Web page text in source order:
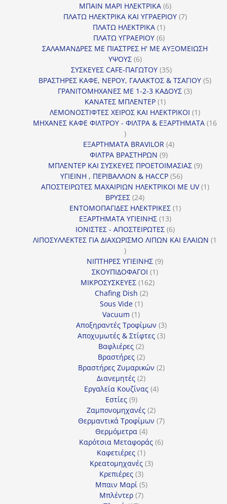
προϊόν
ΜΠΑΙΝ ΜΑΡΙ ΗΛΕΚΤΡΙΚΑ 66
προϊόντα
ΠΛΑΤΩ ΗΛΕΚΤΡΙΚΑ ΚΑΙ ΥΓΡΑΕΡΙΟΥ 77
ΠΛΑΤΩ ΗΛΕΚΤΡΙΚΑ 11
προϊόν
ΠΛΑΤΩ ΥΓΡΑΕΡΙΟΥ 66
προϊόντα
ΣΑΛΑΜΑΝΔΡΕΣ ΜΕ ΠΙΑΣΤΡΕΣ Η' ΜΕ ΑΥΞΟΜΕΙΩΣΗ
ΥΨΟΥΣ 66
προϊόντα
ΣΥΣΚΕΥΕΣ CAFE-ΠΑΓΩΤΟΥ 3535
προϊόντα
ΒΡΑΣΤΗΡΕΣ ΚΑΦΕ, ΝΕΡΟΥ, ΓΑΛΑΚΤΟΣ & ΤΣΑΓΙΟΥ 55
ΓΡΑΝΙΤΟΜΗΧΑΝΕΣ ΜΕ 1-2-3 ΚΑΔΟΥΣ 33
ΚΑΝΑΤΕΣ ΜΠΛΕΝΤΕΡ 11
προϊόν
ΛΕΜΟΝΟΣΤΙΦΤΕΣ ΧΕΙΡΟΣ ΚΑΙ ΗΛΕΚΤΡΙΚΟΙ 11
προϊόν
ΜΗΧΑΝΕΣ ΚΑΦΕ ΦΙΛΤΡΟΥ - ΦΙΛΤΡΑ & ΕΞΑΡΤΗΜΑΤΑ 16
16
προϊόντα
ΕΞΑΡΤΗΜΑΤΑ BRAVILOR 44
ΦΙΛΤΡΑ ΒΡΑΣΤΗΡΩΝ 99
προϊόντα
ΜΠΛΕΝΤΕΡ ΚΑΙ ΣΥΣΚΕΥΕΣ ΠΡΟΕΤΟΙΜΑΣΙΑΣ 99
ΥΓΙΕΙΝΗ , ΠΕΡΙΒΑΛΛΟΝ & HACCP 5656
προϊόντα
ΑΠΟΣΤΕΙΡΩΤΕΣ ΜΑΧΑΙΡΙΩΝ ΗΛΕΚΤΡΙΚΟΙ ΜΕ UV 11
ΒΡΥΣΕΣ 2424
προϊόντα
ΕΝΤΟΜΟΠΑΓΙΔΕΣ ΗΛΕΚΤΡΙΚΕΣ 11
ΕΞΑΡΤΗΜΑΤΑ ΥΓΙΕΙΝΗΣ 1313
προϊόντα
ΙΟΝΙΣΤΕΣ - ΑΠΟΣΤΕΙΡΩΤΕΣ 66
προϊόντα
ΛΙΠΟΣΥΛΛΕΚΤΕΣ ΓΙΑ ΔΙΑΧΩΡΙΣΜΟ ΛΙΠΩΝ ΚΑΙ ΕΛΑΙΩΝ 1
1
προϊόν
ΝΙΠΤΗΡΕΣ ΥΓΙΕΙΝΗΣ 99
ΣΚΟΥΠΙΔΟΦΑΓΟΙ 11
ΜΙΚΡΟΣΥΣΚΕΥΕΣ 162162
Chafing Dish 22
Sous Vide 11
Vacuum 11
προϊόν
Αποξηραντές Τροφίμων 33
προϊόντα
Αποχυμωτές & Στίφτες 33
Βαφλιέρες 22
προϊόντα
Βραστήρες 22
προϊόντα
Βραστήρες Ζυμαρικών 22
Διανεμητές 22
προϊόντα
Εργαλεία Κουζίνας 44
Εστίες 99
προϊόντα
Ζαμπονομηχανές 22
προϊόντα
Θερμαντικά Τροφίμων 77
Θερμόμετρα 44
προϊόντα
Καρότσια Μεταφοράς 66
Καφετιέρες 11
προϊόν
Κρεατομηχανές 33
Κρεπιέρες 33
προϊόντα
Μπαιν Μαρί 55
Μπλέντερ 77